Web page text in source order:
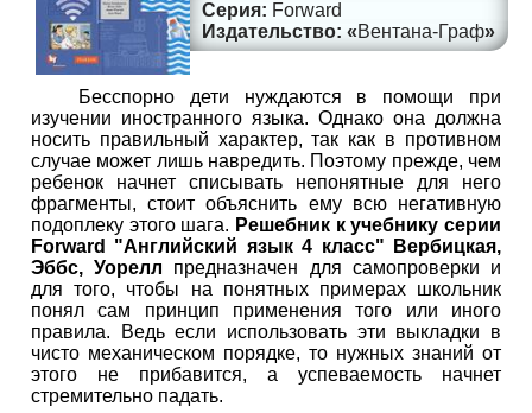
Forward
Вентана-Граф
Бесспорно дети нуждаются в помощи при
изучении иностранного языка. Однако она должна
носить правильный характер, так как в противном
случае может лишь навредить. Поэтому прежде, чем
ребенок начнет списывать непонятные для него
фрагменты, стоит объяснить ему всю негативную
подоплеку этого шага. Решебник к учебнику серии
Forward "Английский язык 4 класс" Вербицкая,
Эббс, Уорелл предназначен для самопроверки и
для того, чтобы на понятных примерах школьник
понял сам принцип применения того или иного
правила. Ведь если использовать эти выкладки в
чисто механическом порядке, то нужных знаний от
этого не прибавится, а успеваемость начнет
стремительно падать.